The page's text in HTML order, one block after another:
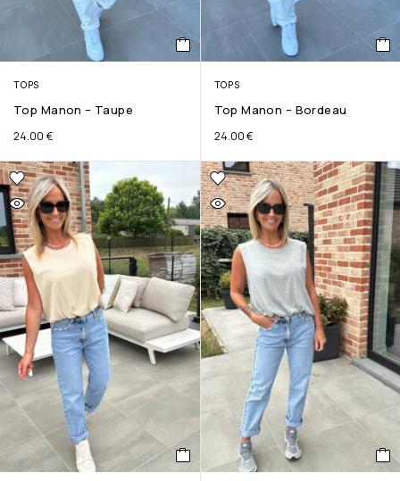
TOPS
Top Manon – Taupe
24.00 €
TOPS
Top Manon – Bordeau
24.00€